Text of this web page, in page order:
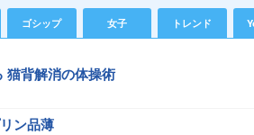
ゴシップ 女子 トレンド
猫背解消の体操術
ン品薄